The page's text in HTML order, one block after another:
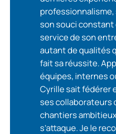
son souci constant
service de son
autant de qualités
fait sa réussite.
équipes, internes
Cyrille sait fédérer
ses collaborateurs
chantiers
s’attaque. Je le